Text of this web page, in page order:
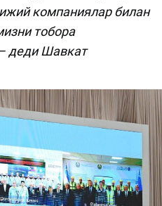
компаниялар билан
тобора
деди Шавкат